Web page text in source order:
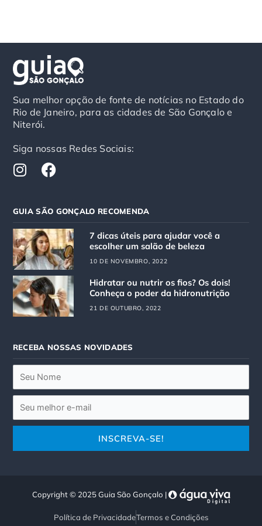
Sua melhor opção de fonte de notícias no Estado do
Rio de Janeiro, para as cidades de São Gonçalo e
Niterói.
Siga nossas Redes Sociais:
I
n
t
a
g
r
a
m
F
a
e
b
o
o
k
GUIA SÃO GONÇALO RECOMENDA
7 dicas úteis para ajudar você a
escolher um salão de beleza
10 DE NOVEMBRO, 2022
Hidratar ou nutrir os fios? Os dois!
Conheça o poder da hidronutrição
21 DE OUTUBRO, 2022
RECEBA NOSSAS NOVIDADES
Copyright © 2025 Guia São Gonçalo |
Política de PrivacidadeTermos e Condições